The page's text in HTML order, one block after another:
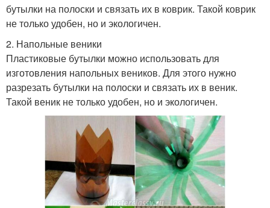
бутылки на полоски и связать их в коврик. Такой коврик
не только удобен, но и экологичен.
2. Напольные веники
Пластиковые бутылки можно использовать для
изготовления напольных веников. Для этого нужно
разрезать бутылки на полоски и связать их в веник.
Такой веник не только удобен, но и экологичен.